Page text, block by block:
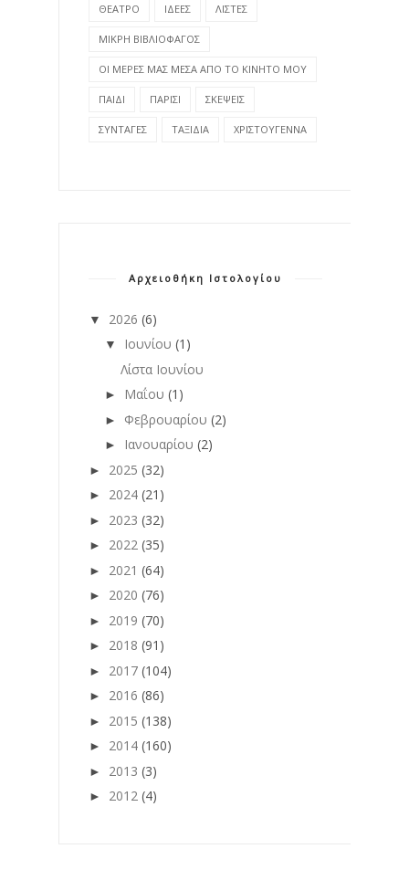
ΘΕΑΤΡΟ ΙΔΕΕΣ ΛΙΣΤΕΣ
ΜΙΚΡΗ ΒΙΒΛΙΟΦΑΓΟΣ
ΟΙ ΜΕΡΕΣ ΜΑΣ ΜΕΣΑ ΑΠΟ ΤΟ ΚΙΝΗΤΟ ΜΟΥ
ΠΑΙΔΙ ΠΑΡΙΣΙ ΣΚΕΨΕΙΣ
ΣΥΝΤΑΓΕΣ ΤΑΞΙΔΙΑ ΧΡΙΣΤΟΥΓΕΝΝΑ
Αρχειοθήκη Ιστολογίου
▼ 2026 (6)
▼ Ιουνίου (1)
Λίστα Ιουνίου
► Μαΐου (1)
► Φεβρουαρίου (2)
► Ιανουαρίου (2)
► 2025 (32)
► 2024 (21)
► 2023 (32)
► 2022 (35)
► 2021 (64)
► 2020 (76)
► 2019 (70)
► 2018 (91)
► 2017 (104)
► 2016 (86)
► 2015 (138)
► 2014 (160)
► 2013 (3)
► 2012 (4)